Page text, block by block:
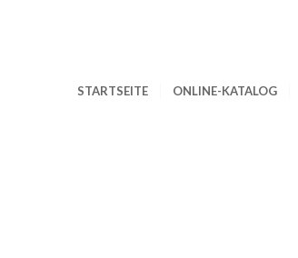
STARTSEITE ONLINE-KATALOG